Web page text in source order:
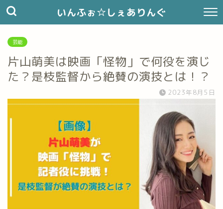
いんふぉ☆しぇありんぐ
芸能
片山萌美は映画「怪物」で何役を演じ
た？是枝監督から絶賛の演技とは！？
2023年8月5日